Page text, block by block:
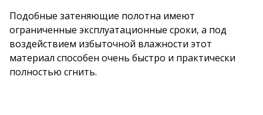
Подобные затеняющие полотна имеют
ограниченные эксплуатационные сроки, а под
воздействием избыточной влажности этот
материал способен очень быстро и практически
полностью сгнить.